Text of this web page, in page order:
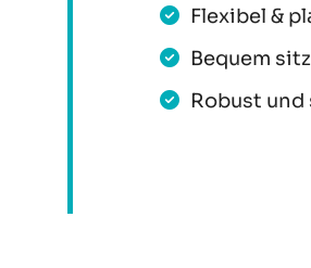
Flexibel &
Bequem
Robust